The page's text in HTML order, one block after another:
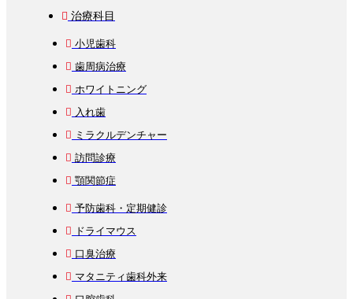
治療科目
小児歯科
歯周病治療
ホワイトニング
入れ歯
ミラクルデンチャー
訪問診療
顎関節症
予防歯科・定期健診
ドライマウス
口臭治療
マタニティ歯科外来